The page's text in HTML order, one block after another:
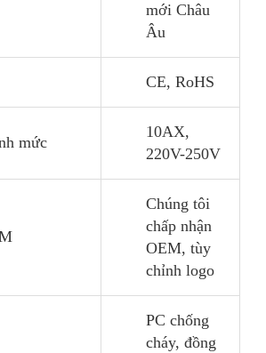
mới Châu
Âu
CE, RoHS
mức
10AX,
220V-250V
Chúng tôi
chấp nhận
OEM, tùy
chỉnh logo
PC chống
cháy, đồng